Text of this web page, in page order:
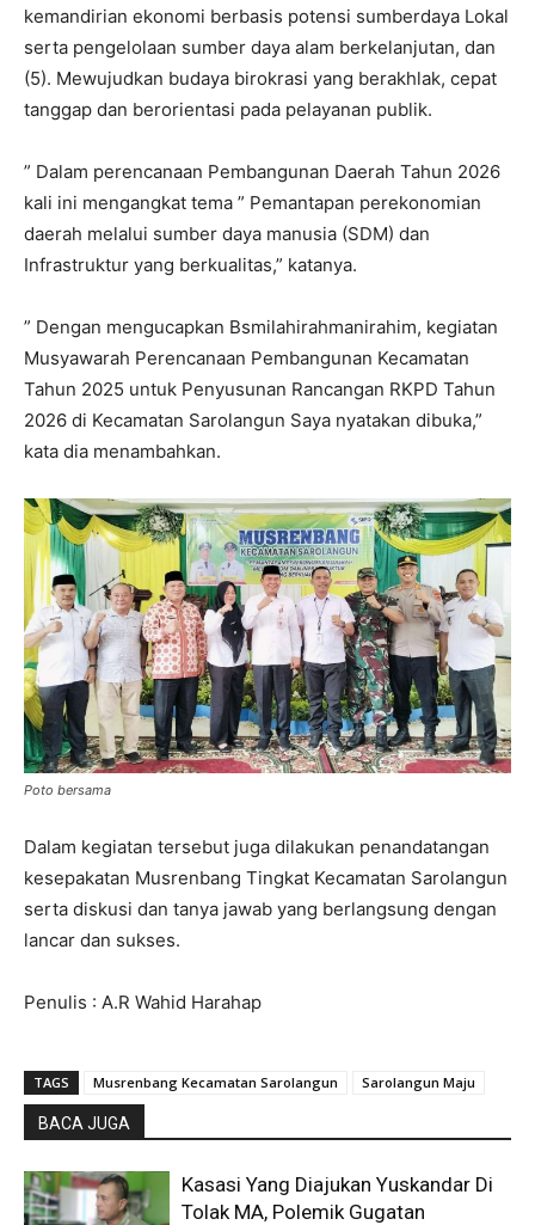
kemandirian ekonomi berbasis potensi sumberdaya Lokal
serta pengelolaan sumber daya alam berkelanjutan, dan
(5). Mewujudkan budaya birokrasi yang berakhlak, cepat
tanggap dan berorientasi pada pelayanan publik.
” Dalam perencanaan Pembangunan Daerah Tahun 2026
kali ini mengangkat tema ” Pemantapan perekonomian
daerah melalui sumber daya manusia (SDM) dan
Infrastruktur yang berkualitas,” katanya.
” Dengan mengucapkan Bsmilahirahmanirahim, kegiatan
Musyawarah Perencanaan Pembangunan Kecamatan
Tahun 2025 untuk Penyusunan Rancangan RKPD Tahun
2026 di Kecamatan Sarolangun Saya nyatakan dibuka,”
kata dia menambahkan.
Poto bersama
Dalam kegiatan tersebut juga dilakukan penandatangan
kesepakatan Musrenbang Tingkat Kecamatan Sarolangun
serta diskusi dan tanya jawab yang berlangsung dengan
lancar dan sukses.
Penulis : A.R Wahid Harahap
TAGS Musrenbang Kecamatan Sarolangun Sarolangun Maju
BACA JUGA
Kasasi Yang Diajukan Yuskandar Di
Tolak MA, Polemik Gugatan